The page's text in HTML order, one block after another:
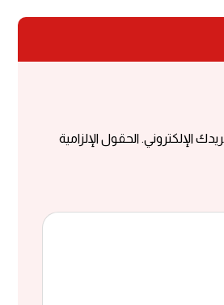
الإلكتروني. الحقول الإلزامية